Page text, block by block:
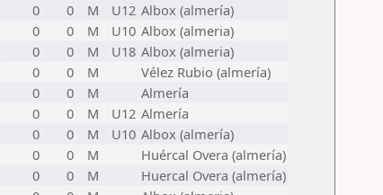
0 0 M U12 Albox (almería)
0 0 M U10 Albox (almeria)
0 0 M U18 Albox (almeria)
0 0 M
Vélez Rubio (almería)
0 0 M
Almería
0 0 M U12 Almería
0 0 M U10 Albox (almería)
0 0 M
Huércal Overa (almería)
0 0 M
Huercal Overa (almería)